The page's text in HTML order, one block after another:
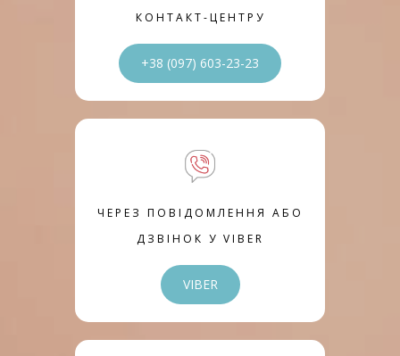
КОНТАКТ-ЦЕНТРУ
+38 (097) 603-23-23
ЧЕРЕЗ ПОВІДОМЛЕННЯ АБО
ДЗВІНОК У VIBER
VIBER